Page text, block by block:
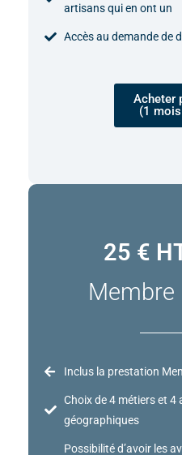
artisans qui en ont un
Accès au demande de
Acheter
(1
25 €
Inclus la prestation
Choix de 4 métiers et 4
géographiques
Possibilité d’avoir les